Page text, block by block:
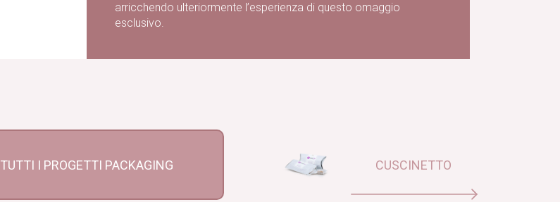
arricchendo ulteriormente l’esperienza di questo omaggio
esclusivo.
TUTTI I PROGETTI PACKAGING CUSCINETTO